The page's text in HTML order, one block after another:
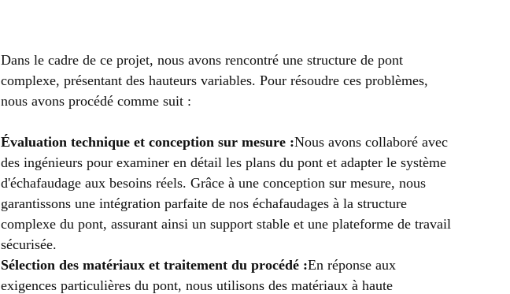
Dans le cadre de ce projet, nous avons rencontré une structure de pont
complexe, présentant des hauteurs variables. Pour résoudre ces problèmes,
nous avons procédé comme suit :
Évaluation technique et conception sur mesure :Nous avons collaboré avec
des ingénieurs pour examiner en détail les plans du pont et adapter le système
d'échafaudage aux besoins réels. Grâce à une conception sur mesure, nous
garantissons une intégration parfaite de nos échafaudages à la structure
complexe du pont, assurant ainsi un support stable et une plateforme de travail
sécurisée.
Sélection des matériaux et traitement du procédé :En réponse aux
exigences particulières du pont, nous utilisons des matériaux à haute